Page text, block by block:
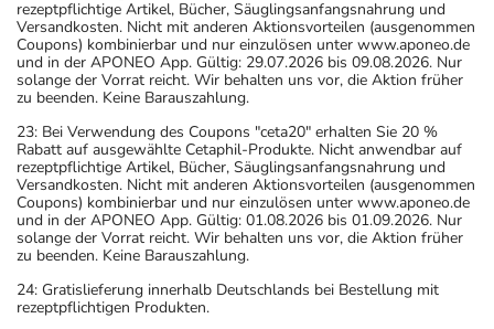
rezeptpflichtige Artikel, Bücher, Säuglingsanfangsnahrung und
Versandkosten. Nicht mit anderen Aktionsvorteilen (ausgenommen
Coupons) kombinierbar und nur einzulösen unter www.aponeo.de
und in der APONEO App. Gültig: 29.07.2026 bis 09.08.2026. Nur
solange der Vorrat reicht. Wir behalten uns vor, die Aktion früher
zu beenden. Keine Barauszahlung.
23: Bei Verwendung des Coupons "ceta20" erhalten Sie 20 %
Rabatt auf ausgewählte Cetaphil-Produkte. Nicht anwendbar auf
rezeptpflichtige Artikel, Bücher, Säuglingsanfangsnahrung und
Versandkosten. Nicht mit anderen Aktionsvorteilen (ausgenommen
Coupons) kombinierbar und nur einzulösen unter www.aponeo.de
und in der APONEO App. Gültig: 01.08.2026 bis 01.09.2026. Nur
solange der Vorrat reicht. Wir behalten uns vor, die Aktion früher
zu beenden. Keine Barauszahlung.
24: Gratislieferung innerhalb Deutschlands bei Bestellung mit
rezeptpflichtigen Produkten.